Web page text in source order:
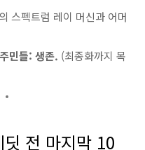
스펙트럼 레이 머신과 어머
민들: 생존. (최종화까지 목
전 마지막 10